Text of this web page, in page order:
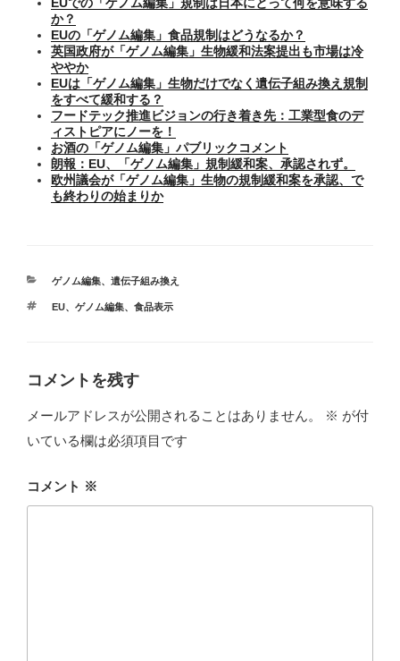
EUでの「ゲノム編集」規制は日本にとって何を意味する
か？
EUの「ゲノム編集」食品規制はどうなるか？
英国政府が「ゲノム編集」生物緩和法案提出も市場は冷
ややか
EUは「ゲノム編集」生物だけでなく遺伝子組み換え規制
をすべて緩和する？
フードテック推進ビジョンの行き着き先：工業型食のデ
ィストピアにノーを！
お酒の「ゲノム編集」パブリックコメント
朗報：EU、「ゲノム編集」規制緩和案、承認されず。
欧州議会が「ゲノム編集」生物の規制緩和案を承認、で
も終わりの始まりか
カ
ゴ
ゲノム編集、 遺伝子組み換え
タ
EU、 ゲノム編集、 食品表示
コメントを残す
メールアドレスが公開されることはありません。 ※ が付
いている欄は必須項目です
コメント ※